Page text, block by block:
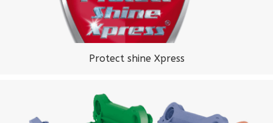
Protect shine Xpress